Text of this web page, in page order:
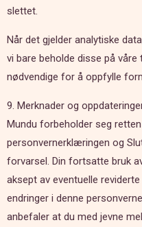
slettet.
Når det gjelder analytiske
vi bare beholde disse på
nødvendige for å oppfylle
9. Merknader og
Mundu forbeholder seg
personvernerklæringen og
forvarsel. Din fortsatte bruk
aksept av eventuelle
endringer i denne
anbefaler at du med jevne